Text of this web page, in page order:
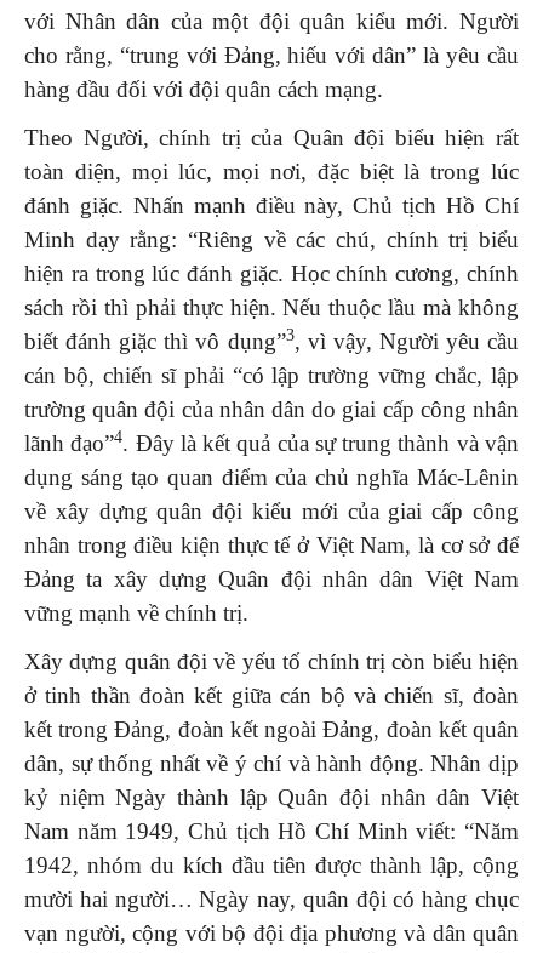
với Nhân dân của một đội quân kiểu mới. Người
cho rằng, “trung với Đảng, hiếu với dân” là yêu cầu
hàng đầu đối với đội quân cách mạng.
Theo Người, chính trị của Quân đội biểu hiện rất
toàn diện, mọi lúc, mọi nơi, đặc biệt là trong lúc
đánh giặc. Nhấn mạnh điều này, Chủ tịch Hồ Chí
Minh dạy rằng: “Riêng về các chú, chính trị biểu
hiện ra trong lúc đánh giặc. Học chính cương, chính
sách rồi thì phải thực hiện. Nếu thuộc lầu mà không
biết đánh giặc thì vô dụng”3, vì vậy, Người yêu cầu
cán bộ, chiến sĩ phải “có lập trường vững chắc, lập
trường quân đội của nhân dân do giai cấp công nhân
lãnh đạo”4. Đây là kết quả của sự trung thành và vận
dụng sáng tạo quan điểm của chủ nghĩa Mác-Lênin
về xây dựng quân đội kiểu mới của giai cấp công
nhân trong điều kiện thực tế ở Việt Nam, là cơ sở để
Đảng ta xây dựng Quân đội nhân dân Việt Nam
vững mạnh về chính trị.
Xây dựng quân đội về yếu tố chính trị còn biểu hiện
ở tinh thần đoàn kết giữa cán bộ và chiến sĩ, đoàn
kết trong Đảng, đoàn kết ngoài Đảng, đoàn kết quân
dân, sự thống nhất về ý chí và hành động. Nhân dịp
kỷ niệm Ngày thành lập Quân đội nhân dân Việt
Nam năm 1949, Chủ tịch Hồ Chí Minh viết: “Năm
1942, nhóm du kích đầu tiên được thành lập, cộng
mười hai người… Ngày nay, quân đội có hàng chục
vạn người, cộng với bộ đội địa phương và dân quân